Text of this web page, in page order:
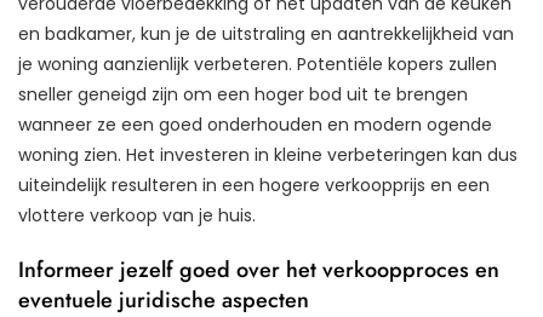
en badkamer, kun je de uitstraling en aantrekkelijkheid van
je woning aanzienlijk verbeteren. Potentiële kopers zullen
sneller geneigd zijn om een hoger bod uit te brengen
wanneer ze een goed onderhouden en modern ogende
woning zien. Het investeren in kleine verbeteringen kan dus
uiteindelijk resulteren in een hogere verkoopprijs en een
vlottere verkoop van je huis.
Informeer jezelf goed over het verkoopproces en
eventuele juridische aspecten